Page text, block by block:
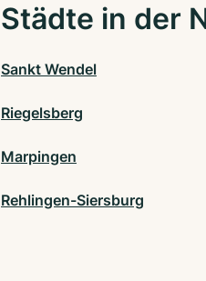
Städte in der
Sankt Wendel
Riegelsberg
Marpingen
Rehlingen-Siersburg